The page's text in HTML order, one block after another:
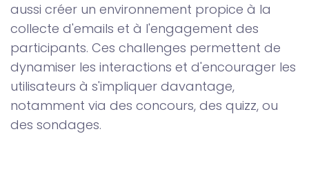
aussi créer un environnement propice à la
collecte d'emails et à l'engagement des
participants. Ces challenges permettent de
dynamiser les interactions et d'encourager les
utilisateurs à s'impliquer davantage,
notamment via des concours, des quizz, ou
des sondages.